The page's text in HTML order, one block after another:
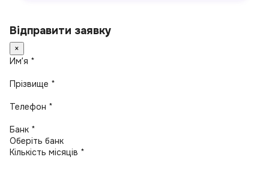
Відправити заявку
×
Имʼя *
Прізвище *
Телефон *
Банк *
Кількість місяців *